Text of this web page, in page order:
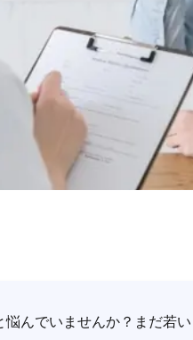
悩んでいませんか？まだ若